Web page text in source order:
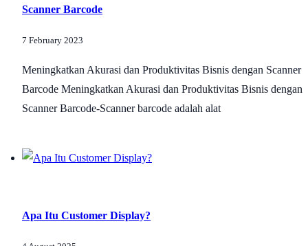
Scanner Barcode
7 February 2023
Meningkatkan Akurasi dan Produktivitas Bisnis dengan Scanner
Barcode Meningkatkan Akurasi dan Produktivitas Bisnis dengan
Scanner Barcode-Scanner barcode adalah alat
Apa Itu Customer Display?